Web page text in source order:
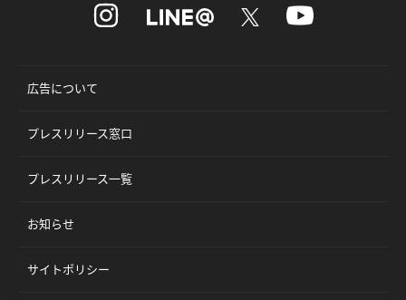
広告について
プレスリリース窓口
プレスリリース一覧
お知らせ
サイトポリシー